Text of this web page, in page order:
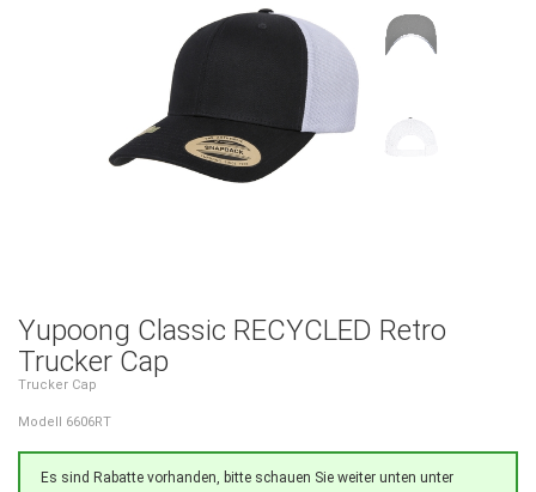
Yupoong Classic RECYCLED Retro
Trucker Cap
Trucker Cap
Modell 6606RT
Es sind Rabatte vorhanden, bitte schauen Sie weiter unten unter